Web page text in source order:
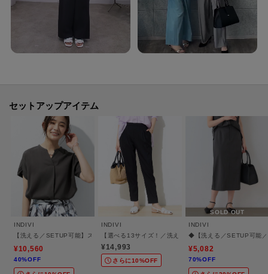
生地の厚み：普通
た、パソコン・スマートフォンなどの環境により、若干製品と画像のカラー
が異なる場合もございます。
【加工サービス（裾上げ加工）のご案内】有料
この商品は加工サービス(裾上げ加工)対応商品です。
在庫がある商品につきましては通常2週間前後でお届けいたします。
ご希望の場合は、製品寸法（股下の長さ）をご確認いただき、ショッピング
カート画面にて加工サービスを選択し、股下の長さを入力して下さい。
セットアップアイテム
INDIVI
【洗える／SETUP可能】スキッパーブラウス
¥10,560
40%OFF
INDIVI
【選べる13サイズ！／洗える】ウエストゴムタックテー
¥14,993
さらに10%OFF
SOLD OUT
INDIVI
◆【洗える／SETUP可能
¥5,082
70%OFF